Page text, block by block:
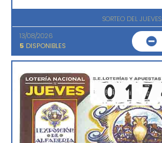
SORTEO DEL JUEVES
13/08/2026
5 DISPONIBLES